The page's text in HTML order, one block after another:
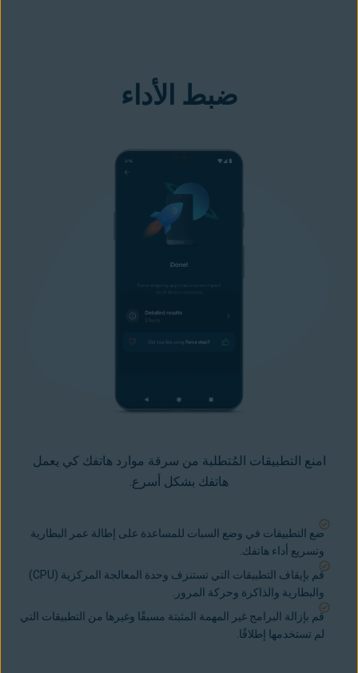
ضبط الأداء
امنع التطبيقات المُتطلبة من سرقة موارد هاتفك كي يعمل
هاتفك بشكل أسرع.
ضع التطبيقات في وضع السبات للمساعدة على إطالة عمر البطارية
وتسريع أداء هاتفك.
قم بإيقاف التطبيقات التي تستنزف وحدة المعالجة المركزية (CPU)
والبطارية والذاكرة وحركة المرور.
قم بإزالة البرامج غير المهمة المثبتة مسبقًا وغيرها من التطبيقات التي
لم تستخدمها إطلاقًا.